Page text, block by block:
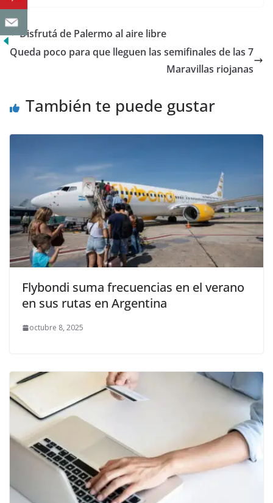
Disfrutá de Palermo al aire libre
Queda poco para que lleguen las semifinales de las 7
Maravillas riojanas
También te puede gustar
Flybondi suma frecuencias en el verano
en sus rutas en Argentina
octubre 8, 2025